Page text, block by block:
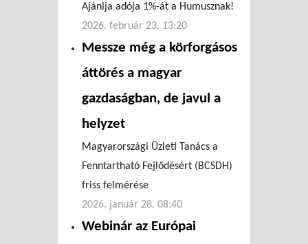
Ajánlja adója 1%-át a Humusznak!
2026. február 23. 13:20
Messze még a körforgásos
áttörés a magyar
gazdaságban, de javul a
helyzet
Magyarországi Üzleti Tanács a
Fenntartható Fejlődésért (BCSDH)
friss felmérése
2026. január 28. 08:40
Webinár az Európai